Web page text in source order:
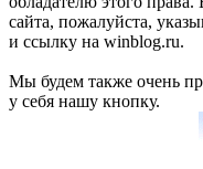
сайта, пожалуйста,
и ссылку на winblog.ru.
Мы будем также очень
у себя нашу кнопку.